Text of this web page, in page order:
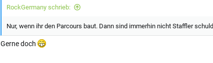
:
RockGermany schrieb:
Nur, wenn ihr den Parcours baut. Dann sind immerhin nicht Staffler
Gerne doch